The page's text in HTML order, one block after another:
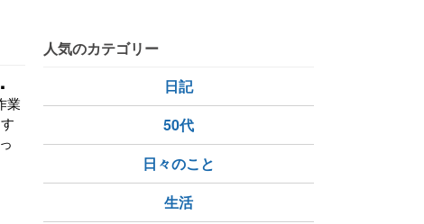
ち最高！
業
干し柿の白い粉
人気のカテゴリー
日記
50代
日々のこと
生活